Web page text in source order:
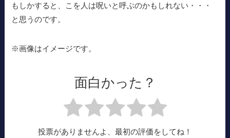
もしかすると、こを人は呪いと呼ぶのかもしれない・・・
と思うのです。
※画像はイメージです。
面白かった？
投票がありませんよ、最初の評価をしてね！